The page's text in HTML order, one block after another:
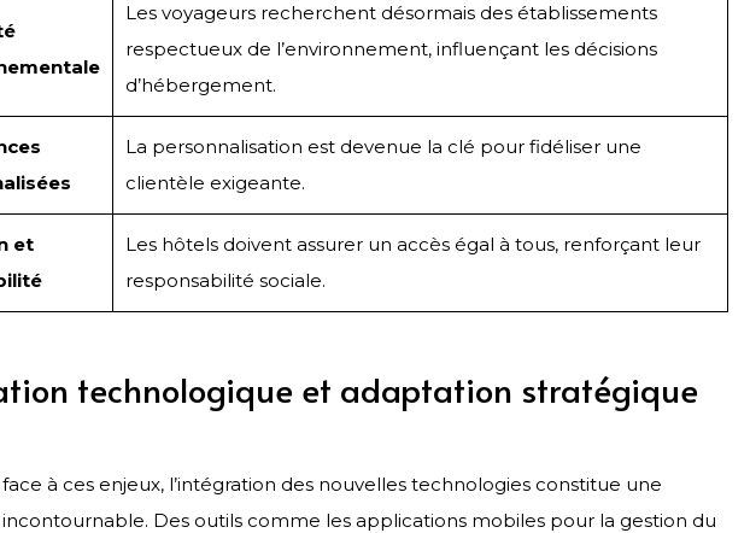
Les voyageurs recherchent désormais des établissements
respectueux de l’environnement, influençant les décisions
d’hébergement.
La personnalisation est devenue la clé pour fidéliser une
clientèle exigeante.
et
Les hôtels doivent assurer un accès égal à tous, renforçant leur
responsabilité sociale.
technologique et adaptation stratégique
à ces enjeux, l’intégration des nouvelles technologies constitue une
Des outils comme les applications mobiles pour la gestion du